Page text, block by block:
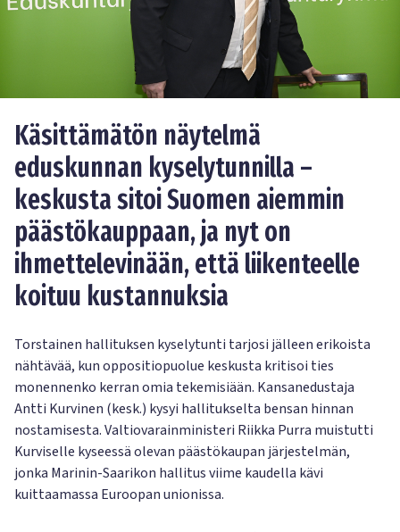
Käsittämätön näytelmä
eduskunnan kyselytunnilla –
keskusta sitoi Suomen aiemmin
päästökauppaan, ja nyt on
ihmettelevinään, että liikenteelle
koituu kustannuksia
Torstainen hallituksen kyselytunti tarjosi jälleen erikoista
nähtävää, kun oppositiopuolue keskusta kritisoi ties
monennenko kerran omia tekemisiään. Kansanedustaja
Antti Kurvinen (kesk.) kysyi hallitukselta bensan hinnan
nostamisesta. Valtiovarainministeri Riikka Purra muistutti
Kurviselle kyseessä olevan päästökaupan järjestelmän,
jonka Marinin-Saarikon hallitus viime kaudella kävi
kuittaamassa Euroopan unionissa.